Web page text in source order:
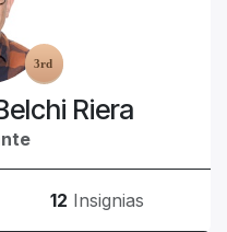
Riera
12 Insignias